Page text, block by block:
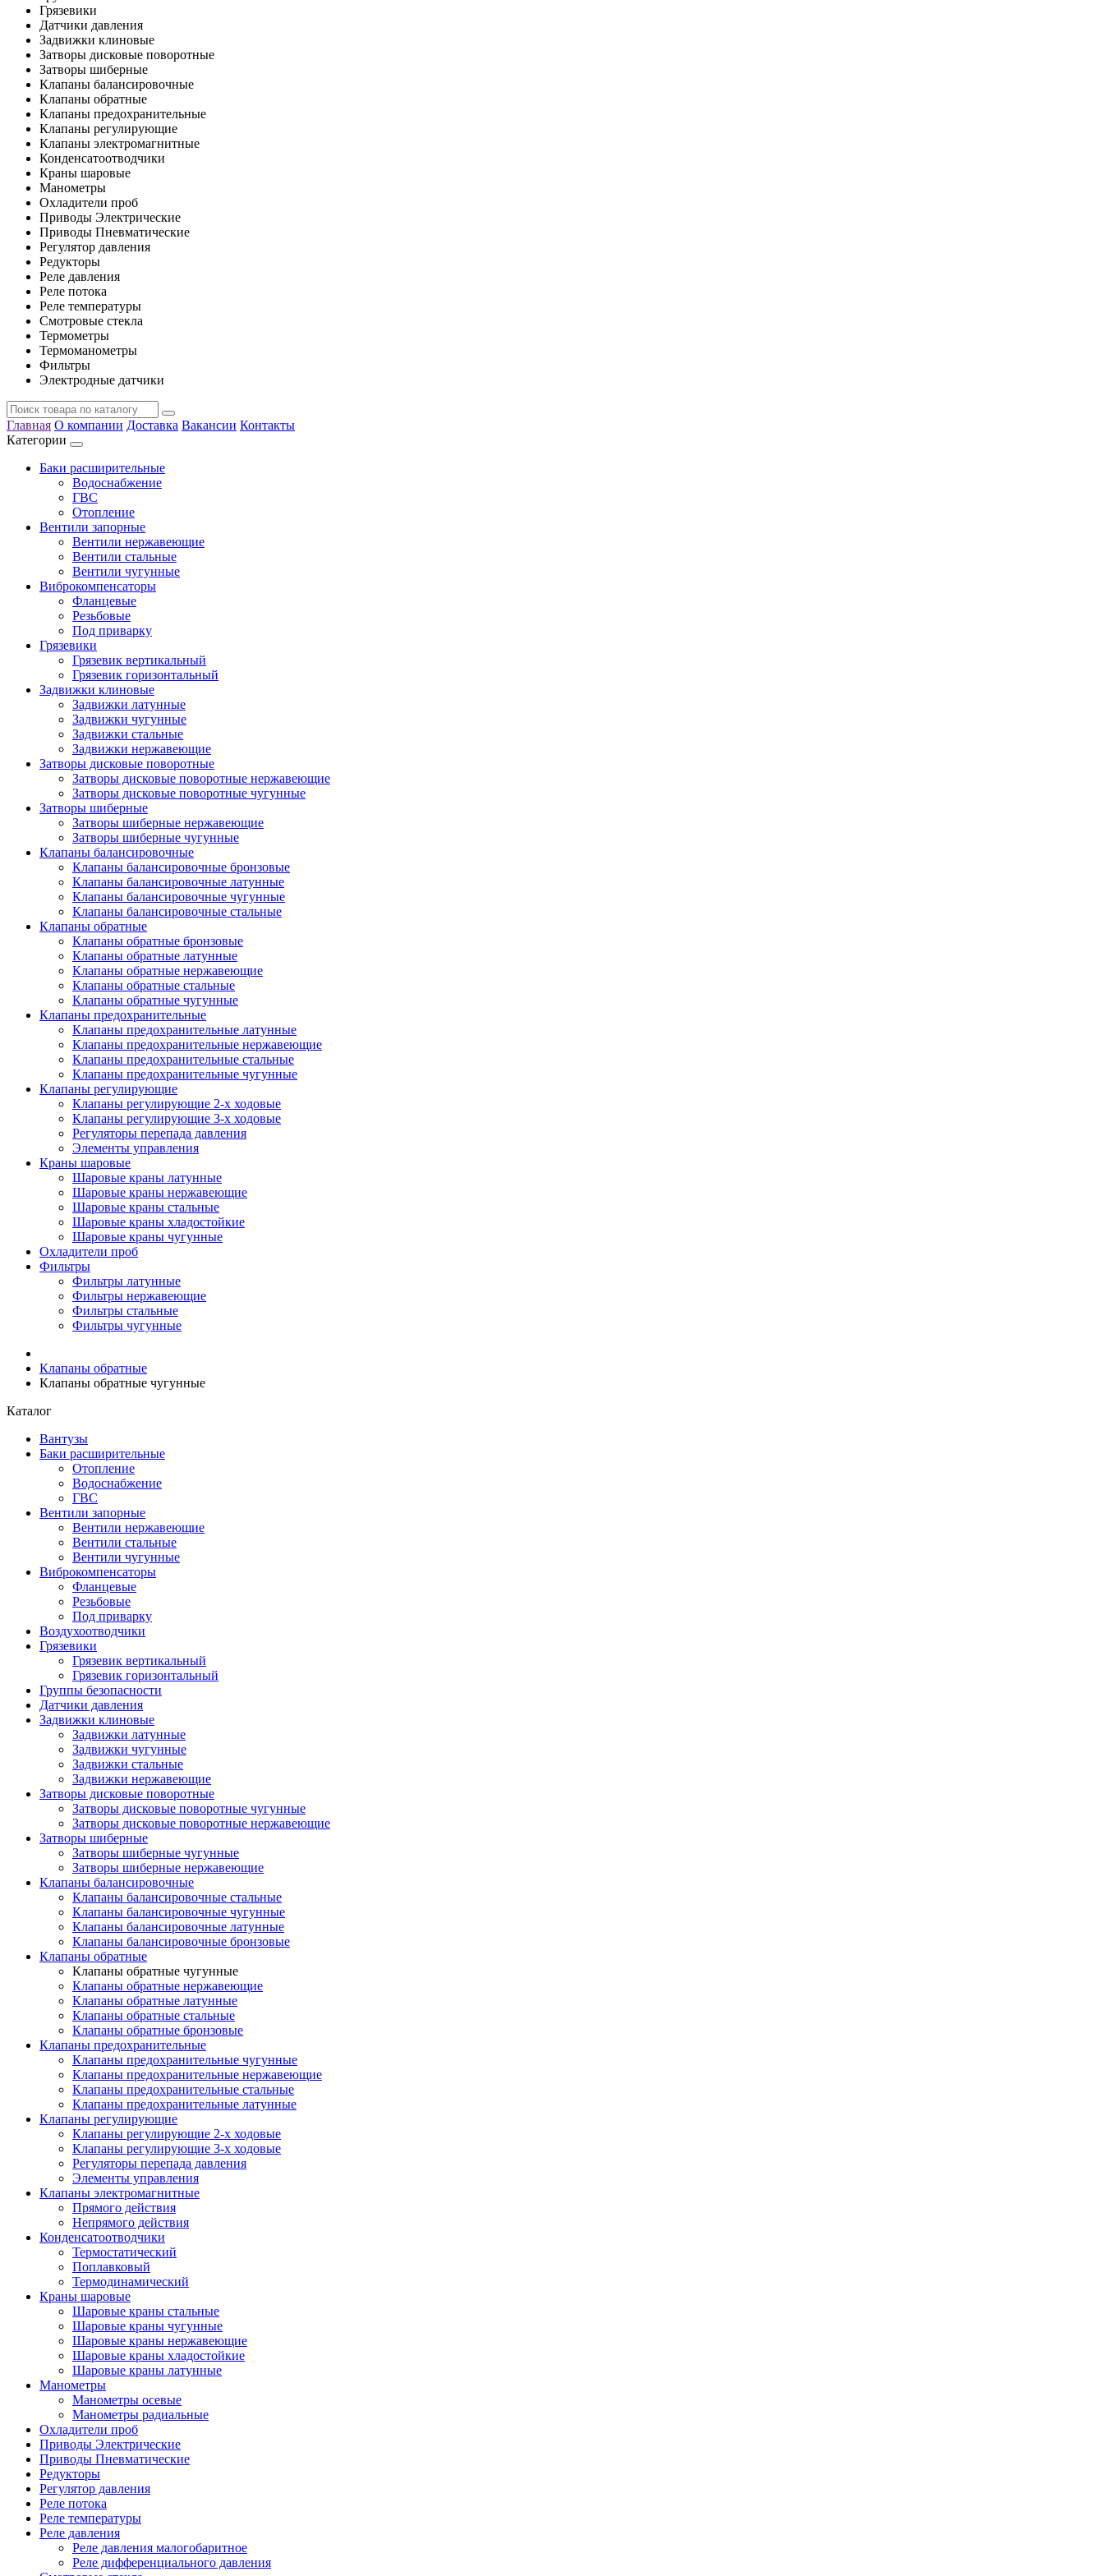
Грязевики
Датчики давления
Задвижки клиновые
Затворы дисковые поворотные
Затворы шиберные
Клапаны балансировочные
Клапаны обратные
Клапаны предохранительные
Клапаны регулирующие
Клапаны электромагнитные
Конденсатоотводчики
Краны шаровые
Манометры
Охладители проб
Приводы Электрические
Приводы Пневматические
Регулятор давления
Редукторы
Реле давления
Реле потока
Реле температуры
Смотровые стекла
Термометры
Термоманометры
Фильтры
Электродные датчики
Главная О компании Доставка Вакансии Контакты
Категории
Баки расширительные
Водоснабжение
ГВС
Отопление
Вентили запорные
Вентили нержавеющие
Вентили стальные
Вентили чугунные
Виброкомпенсаторы
Фланцевые
Резьбовые
Под приварку
Грязевики
Грязевик вертикальный
Грязевик горизонтальный
Задвижки клиновые
Задвижки латунные
Задвижки чугунные
Задвижки стальные
Задвижки нержавеющие
Затворы дисковые поворотные
Затворы дисковые поворотные нержавеющие
Затворы дисковые поворотные чугунные
Затворы шиберные
Затворы шиберные нержавеющие
Затворы шиберные чугунные
Клапаны балансировочные
Клапаны балансировочные бронзовые
Клапаны балансировочные латунные
Клапаны балансировочные чугунные
Клапаны балансировочные стальные
Клапаны обратные
Клапаны обратные бронзовые
Клапаны обратные латунные
Клапаны обратные нержавеющие
Клапаны обратные стальные
Клапаны обратные чугунные
Клапаны предохранительные
Клапаны предохранительные латунные
Клапаны предохранительные нержавеющие
Клапаны предохранительные стальные
Клапаны предохранительные чугунные
Клапаны регулирующие
Клапаны регулирующие 2-х ходовые
Клапаны регулирующие 3-х ходовые
Регуляторы перепада давления
Элементы управления
Краны шаровые
Шаровые краны латунные
Шаровые краны нержавеющие
Шаровые краны стальные
Шаровые краны хладостойкие
Шаровые краны чугунные
Охладители проб
Фильтры
Фильтры латунные
Фильтры нержавеющие
Фильтры стальные
Фильтры чугунные
Клапаны обратные
Клапаны обратные чугунные
Каталог
Вантузы
Баки расширительные
Отопление
Водоснабжение
ГВС
Вентили запорные
Вентили нержавеющие
Вентили стальные
Вентили чугунные
Виброкомпенсаторы
Фланцевые
Резьбовые
Под приварку
Воздухоотводчики
Грязевики
Грязевик вертикальный
Грязевик горизонтальный
Группы безопасности
Датчики давления
Задвижки клиновые
Задвижки латунные
Задвижки чугунные
Задвижки стальные
Задвижки нержавеющие
Затворы дисковые поворотные
Затворы дисковые поворотные чугунные
Затворы дисковые поворотные нержавеющие
Затворы шиберные
Затворы шиберные чугунные
Затворы шиберные нержавеющие
Клапаны балансировочные
Клапаны балансировочные стальные
Клапаны балансировочные чугунные
Клапаны балансировочные латунные
Клапаны балансировочные бронзовые
Клапаны обратные
Клапаны обратные чугунные
Клапаны обратные нержавеющие
Клапаны обратные латунные
Клапаны обратные стальные
Клапаны обратные бронзовые
Клапаны предохранительные
Клапаны предохранительные чугунные
Клапаны предохранительные нержавеющие
Клапаны предохранительные стальные
Клапаны предохранительные латунные
Клапаны регулирующие
Клапаны регулирующие 2-х ходовые
Клапаны регулирующие 3-х ходовые
Регуляторы перепада давления
Элементы управления
Клапаны электромагнитные
Прямого действия
Непрямого действия
Конденсатоотводчики
Термостатический
Поплавковый
Термодинамический
Краны шаровые
Шаровые краны стальные
Шаровые краны чугунные
Шаровые краны нержавеющие
Шаровые краны хладостойкие
Шаровые краны латунные
Манометры
Манометры осевые
Манометры радиальные
Охладители проб
Приводы Электрические
Приводы Пневматические
Редукторы
Регулятор давления
Реле потока
Реле температуры
Реле давления
Реле давления малогобаритное
Реле дифференциального давления